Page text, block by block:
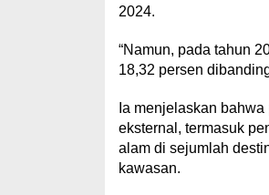
2024.
“Namun, pada tahun
18,32 persen
Ia menjelaskan
eksternal, termasuk
alam di sejumlah
kawasan.